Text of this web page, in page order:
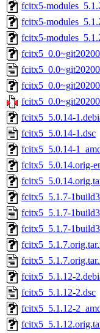
fcitx5-
fcitx5-
fcitx5-
fcitx5_5.0.14-
fcitx5_5.0.14-1.dsc
fcitx5_5.0.14-
fcitx5_5.0.14.orig-
fcitx5_5.1.7-
fcitx5_5.1.7-
fcitx5_5.1.7-
fcitx5_5.1.12-
fcitx5_5.1.12-2.dsc
fcitx5_5.1.12-